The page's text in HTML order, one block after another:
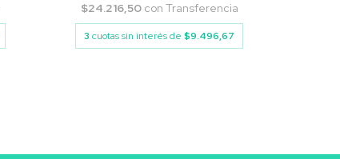
$24.216,50 con Transferencia
3 cuotas sin interés de$9.496,67